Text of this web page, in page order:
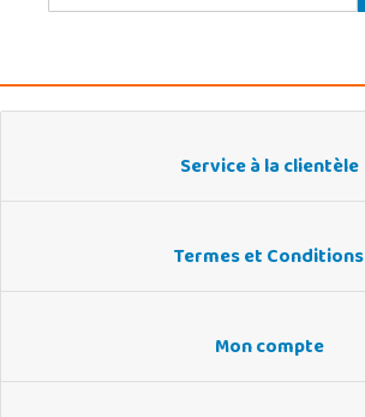
Service à la clientèle
Termes et Conditions
Mon compte